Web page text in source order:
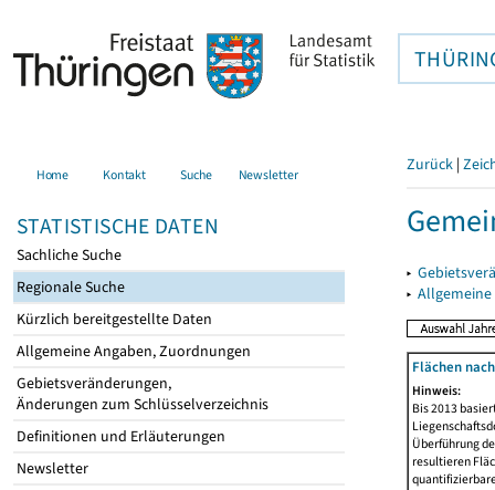
Home Kontakt Suche Newsletter
STATISTISCHE DATEN
Sachliche Suche
Regionale Suche
Kürzlich bereitgestellte Daten
Allgemeine Angaben, Zuordnungen
Gebietsveränderungen,
Änderungen zum Schlüsselverzeichnis
Definitionen und Erläuterungen
Newsletter
Zurück |
▸
▸
Flächen
Hinweis:
Bis 2013
Überführung
resultieren